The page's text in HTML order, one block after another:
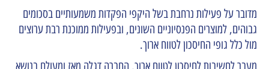
מדובר על פעילות נרחבת בשל היקפי הפקדות משמעותיים בסכומים
גבוהים, למוצרים הפנסיוניים השונים, ובפעילות ממוכנת רבת ערוצים
מול כלל גופי החיסכון לטווח ארוך.
מעבר לחשיבות לחיסכון לטווח ארוך, החברה דגלה מאז ומעולם בנושא